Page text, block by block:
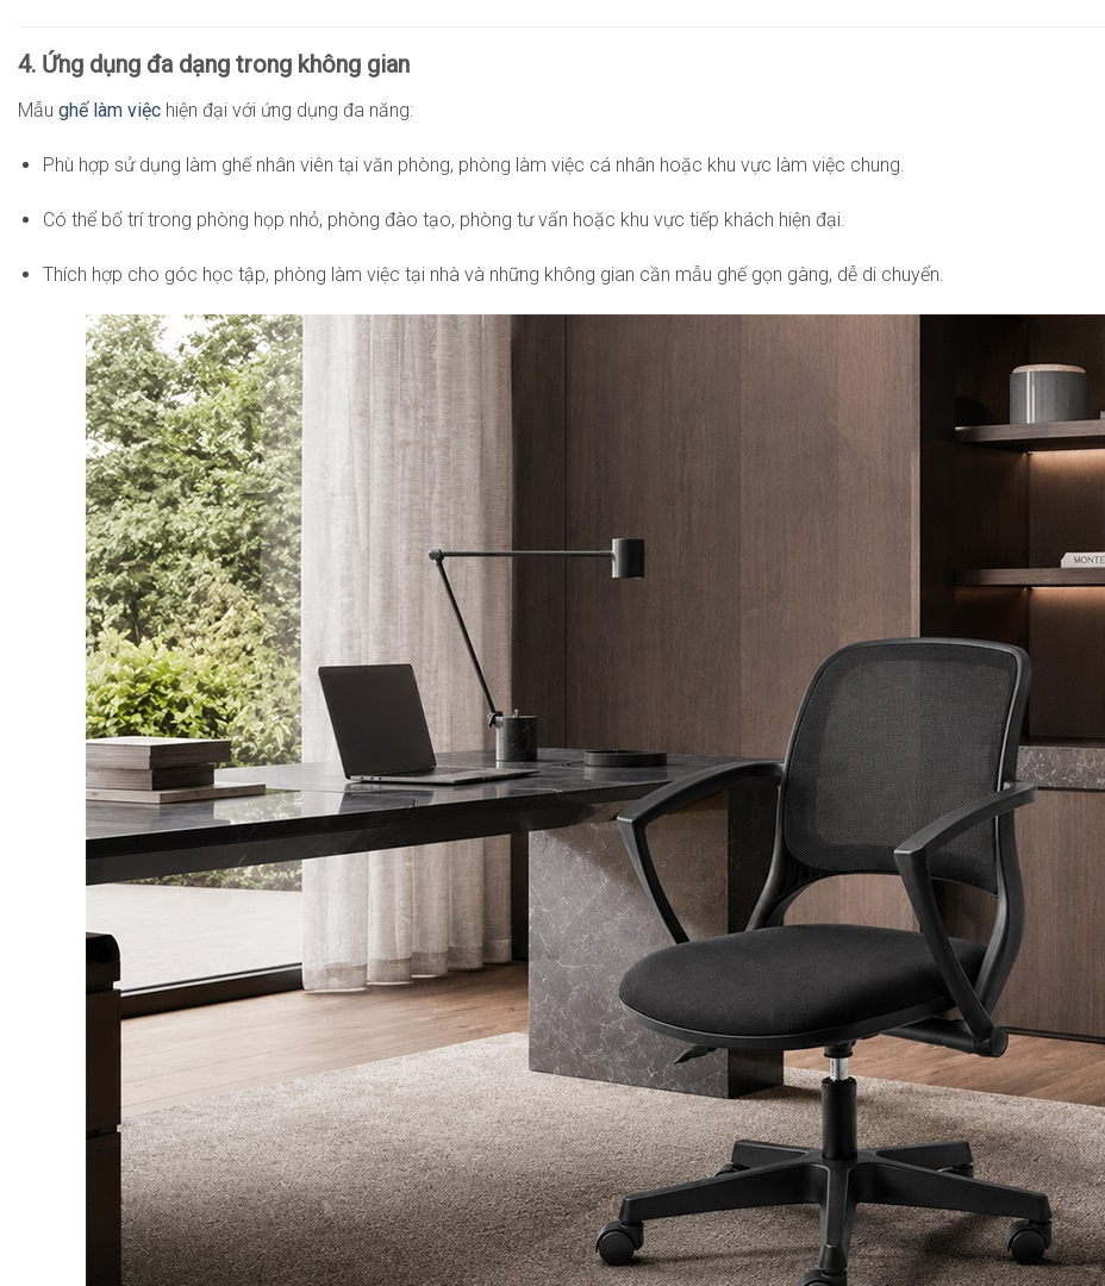
4. Ứng dụng đa dạng trong không gian
Mẫu ghế làm việc hiện đại với ứng dụng đa năng:
Phù hợp sử dụng làm ghế nhân viên tại văn phòng, phòng làm việc cá nhân hoặc khu vực làm việc chung.
Có thể bố trí trong phòng họp nhỏ, phòng đào tạo, phòng tư vấn hoặc khu vực tiếp khách hiện đại.
Thích hợp cho góc học tập, phòng làm việc tại nhà và những không gian cần mẫu ghế gọn gàng, dễ di chuyển.